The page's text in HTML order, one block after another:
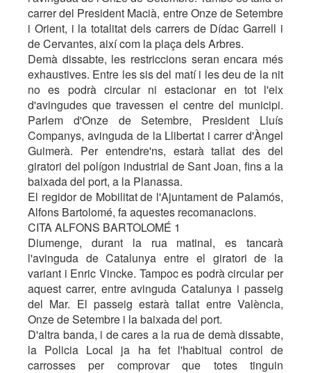
carrer del President Macià, entre Onze de Setembre
i Orient, i la totalitat dels carrers de Dídac Garrell i
de Cervantes, així com la plaça dels Arbres.
Demà dissabte, les restriccions seran encara més
exhaustives. Entre les sis del matí i les deu de la nit
no es podrà circular ni estacionar en tot l'eix
d'avingudes que travessen el centre del municipi.
Parlem d'Onze de Setembre, President Lluís
Companys, avinguda de la Llibertat i carrer d'Àngel
Guimerà. Per entendre'ns, estarà tallat des del
giratori del polígon industrial de Sant Joan, fins a la
baixada del port, a la Planassa.
El regidor de Mobilitat de l'Ajuntament de Palamós,
Alfons Bartolomé, fa aquestes recomanacions.
CITA ALFONS BARTOLOMÉ 1
Diumenge, durant la rua matinal, es tancarà
l'avinguda de Catalunya entre el giratori de la
variant i Enric Vincke. Tampoc es podrà circular per
aquest carrer, entre avinguda Catalunya i passeig
del Mar. El passeig estarà tallat entre València,
Onze de Setembre i la baixada del port.
D'altra banda, i de cares a la rua de demà dissabte,
la Policia Local ja ha fet l'habitual control de
carrosses per comprovar que totes tinguin